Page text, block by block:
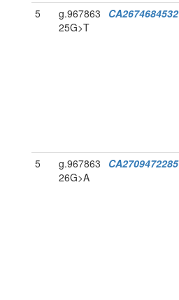
5
g.967863
25G>T
CA2674684532
5
g.967863
26G>A
CA2709472285